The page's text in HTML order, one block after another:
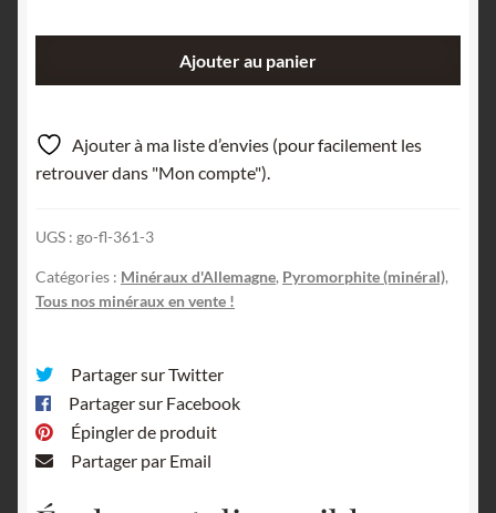
Forêt
Noire,
Allemagne.
Ajouter au panier
Ajouter à ma liste d’envies (pour facilement les
retrouver dans "Mon compte").
UGS : go-fl-361-3
Catégories : Minéraux d'Allemagne, Pyromorphite (minéral),
Tous nos minéraux en vente !
Partager sur Twitter
Partager sur Facebook
Épingler de produit
Partager par Email